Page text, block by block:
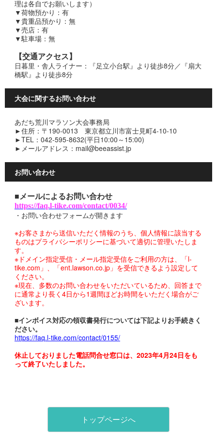
理は各自でお願いします）
▼荷物預かり：有
▼貴重品預かり：無
▼売店：有
▼駐車場：無
【交通アクセス】
日暮里・舎人ライナー：『足立小台駅』より徒歩8分／『扇大
橋駅』より徒歩8分
大会に関するお問い合わせ
あだち荒川マラソン大会事務局
►住所：〒190-0013 東京都立川市富士見町4-10-10
►TEL：042-595-8632(平日10:00～15:00)
►メールアドレス：mail@beeassist.jp
お問い合わせ
■メールによるお問い合わせ
https://faq.l-tike.com/contact/0034/
・お問い合わせフォームが開きます
※お客さまから送信いただく情報のうち、個人情報に該当する
ものはプライバシーポリシーに基づいて適切に管理いたしま
す。
※ドメイン指定受信・メール指定受信をご利用の方は、「l-
tike.com」、「ent.lawson.co.jp」を受信できるよう設定して
ください。
※現在、多数のお問い合わせをいただいているため、回答まで
に通常より長く4日から1週間ほどお時間をいただく場合がご
ざいます。
■インボイス対応の領収書発行については下記よりお手続きく
ださい。
https://faq.l-tike.com/contact/0155/
休止しておりました電話問合せ窓口は、2023年4月24日をも
って終了いたしました。
トップページへ